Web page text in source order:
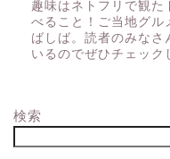
趣味はネトフリで観た
べること！ご当地グル
ばしば。読者のみなさ
いるのでぜひチェック
検索